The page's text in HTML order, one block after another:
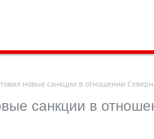
новые санкции в отношении
санкции в